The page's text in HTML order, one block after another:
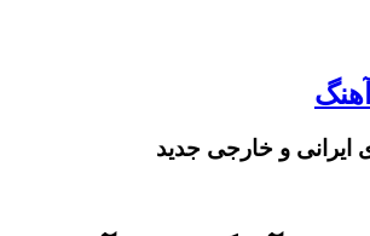
ایرانی و خارجی جدید